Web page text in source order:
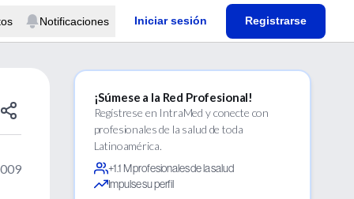
Notificaciones Iniciar sesión Registrarse
¡Súmese a la Red Profesional!
Regístrese en IntraMed y conecte con
profesionales de la salud de toda
Latinoamérica.
+1.1 M profesionales de la salud
Impulse su perfil